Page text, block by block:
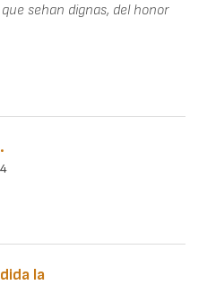
sehan dignas, del honor
la